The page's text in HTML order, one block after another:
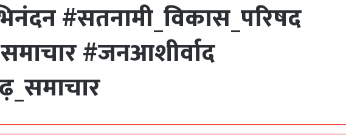
#सतनामी_विकास_परिषद
#जनआशीर्वाद